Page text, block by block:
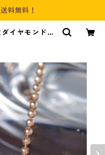
料無料！
イヤモンドペ
Booth